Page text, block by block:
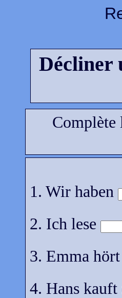
Décliner
Complète
1. Wir haben
2. Ich lese
3. Emma hört
4. Hans kauft